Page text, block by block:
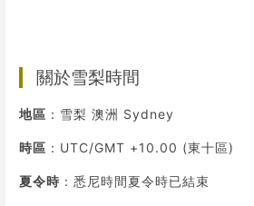
關於雪梨時間
地區 ：雪梨 澳洲 Sydney
時區 ：UTC/GMT +10.00 (東十區)
夏令時 ：悉尼時間夏令時已結束